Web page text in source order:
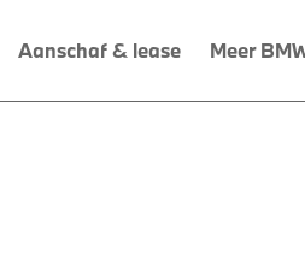
Aanschaf & lease Meer